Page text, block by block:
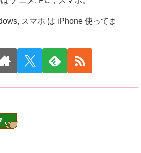
スマホ は iPhone 使ってま